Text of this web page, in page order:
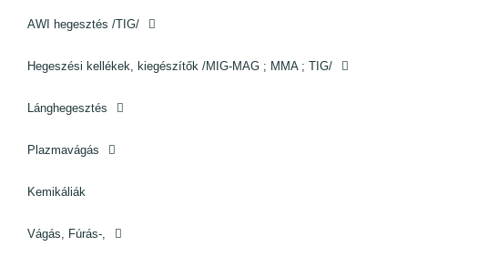
AWI hegesztés /TIG/
Hegeszési kellékek, kiegészítők /MIG-MAG ; MMA ; TIG/
Lánghegesztés
Plazmavágás
Kemikáliák
Vágás, Fúrás-,